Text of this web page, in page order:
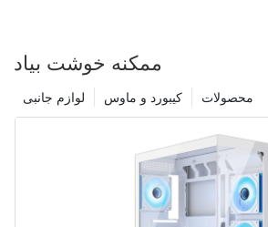
ممکنه خوشت بیاد
محصولات کیبورد و ماوس لوازم جانبی